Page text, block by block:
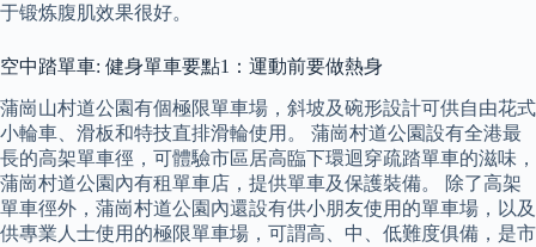
于锻炼腹肌效果很好。
空中踏單車: 健身單車要點1：運動前要做熱身
蒲崗山村道公園有個極限單車場，斜坡及碗形設計可供自由花式
小輪車、滑板和特技直排滑輪使用。 蒲崗村道公園設有全港最
長的高架單車徑，可體驗市區居高臨下環迴穿疏踏單車的滋味，
蒲崗村道公園內有租單車店，提供單車及保護裝備。 除了高架
單車徑外，蒲崗村道公園內還設有供小朋友使用的單車場，以及
供專業人士使用的極限單車場，可謂高、中、低難度俱備，是市